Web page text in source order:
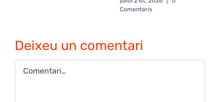
Comentaris
Deixeu un comentari
Comment